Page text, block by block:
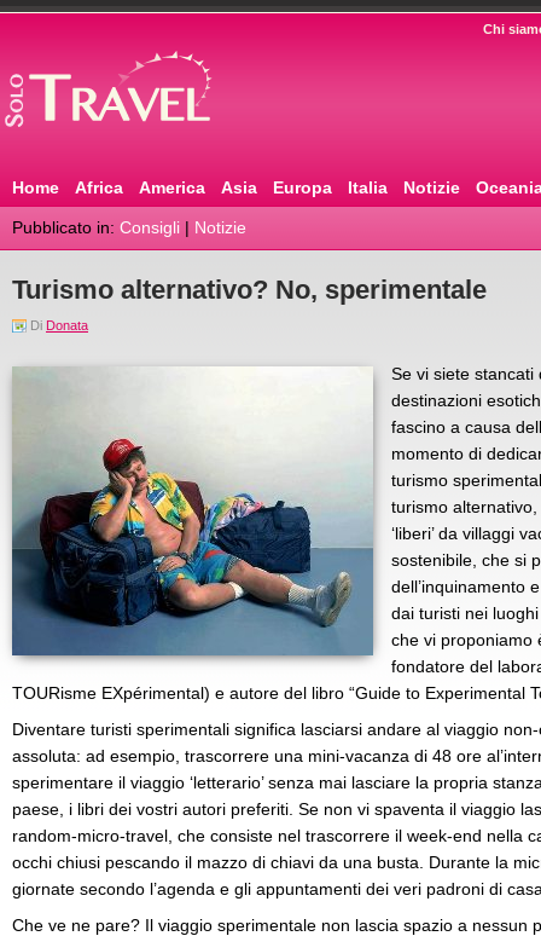
Chi
Home Africa America Asia Europa Italia Notizie
Pubblicato in: Consigli | Notizie
Turismo alternativo? No, sperimentale
Di Donata
Se vi siete stancati
destinazioni
fascino a causa
momento di
turismo
turismo
‘liberi’ da villaggi
sostenibile, che si
dell’inquinamento
dai turisti nei
che vi proponiamo
fondatore del
TOURisme EXpérimental) e autore del libro “Guide to Experimental
Diventare turisti sperimentali significa lasciarsi andare al viaggio
assoluta: ad esempio, trascorrere una mini-vacanza di 48 ore
sperimentare il viaggio ‘letterario’ senza mai lasciare la propria
paese, i libri dei vostri autori preferiti. Se non vi spaventa il viaggio
random-micro-travel, che consiste nel trascorrere il week-end nella
occhi chiusi pescando il mazzo di chiavi da una busta. Durante la
giornate secondo l’agenda e gli appuntamenti dei veri padroni di
Che ve ne pare? Il viaggio sperimentale non lascia spazio a nessun